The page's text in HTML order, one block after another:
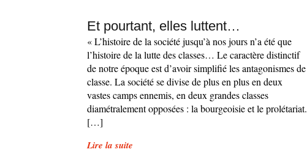
Et pourtant, elles luttent…
« L’histoire de la société jusqu’à nos jours n’a été que
l’histoire de la lutte des classes… Le caractère distinctif
de notre époque est d’avoir simplifié les antagonismes de
classe. La société se divise de plus en plus en deux
vastes camps ennemis, en deux grandes classes
diamétralement opposées : la bourgeoisie et le prolétariat.
[…]
Lire la suite